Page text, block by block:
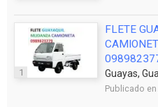
1
FLETE
Guayas,
Publicado en